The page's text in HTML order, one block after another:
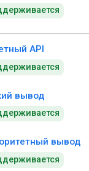
API
вывод
вывод